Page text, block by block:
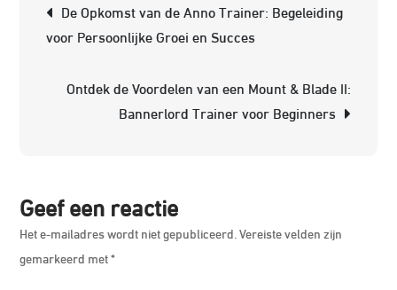
De Opkomst van de Anno Trainer: Begeleiding
voor Persoonlijke Groei en Succes
Ontdek de Voordelen van een Mount & Blade II:
Bannerlord Trainer voor Beginners
Geef een reactie
Het e-mailadres wordt niet gepubliceerd. Vereiste velden zijn
gemarkeerd met*